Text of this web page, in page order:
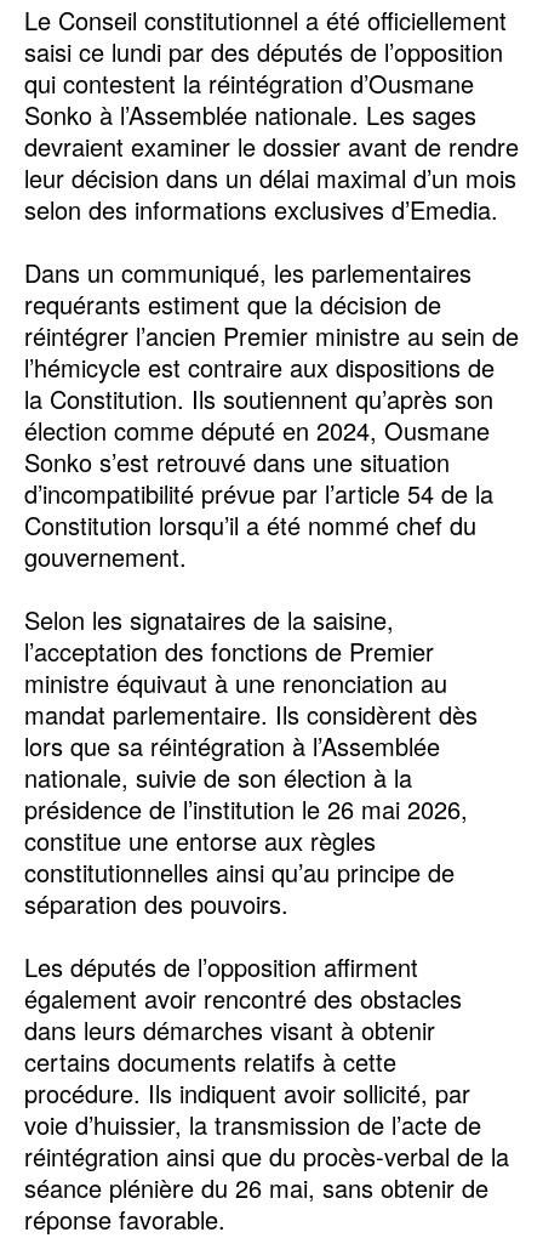
‎Le Conseil constitutionnel a été officiellement
saisi ce lundi par des députés de l’opposition
qui contestent la réintégration d’Ousmane
Sonko à l’Assemblée nationale. Les sages
devraient examiner le dossier avant de rendre
leur décision dans un délai maximal d’un mois
selon des informations exclusives d’Emedia.
‎Dans un communiqué, les parlementaires
requérants estiment que la décision de
réintégrer l’ancien Premier ministre au sein de
l’hémicycle est contraire aux dispositions de
la Constitution. Ils soutiennent qu’après son
élection comme député en 2024, Ousmane
Sonko s’est retrouvé dans une situation
d’incompatibilité prévue par l’article 54 de la
Constitution lorsqu’il a été nommé chef du
gouvernement.
‎Selon les signataires de la saisine,
l’acceptation des fonctions de Premier
ministre équivaut à une renonciation au
mandat parlementaire. Ils considèrent dès
lors que sa réintégration à l’Assemblée
nationale, suivie de son élection à la
présidence de l’institution le 26 mai 2026,
constitue une entorse aux règles
constitutionnelles ainsi qu’au principe de
séparation des pouvoirs.
‎Les députés de l’opposition affirment
également avoir rencontré des obstacles
dans leurs démarches visant à obtenir
certains documents relatifs à cette
procédure. Ils indiquent avoir sollicité, par
voie d’huissier, la transmission de l’acte de
réintégration ainsi que du procès-verbal de la
séance plénière du 26 mai, sans obtenir de
réponse favorable.